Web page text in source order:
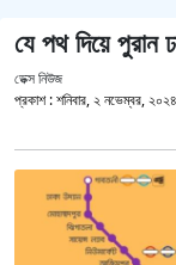
যে পথ দিয়ে পুরান
ডেক্স নিউজ
প্রকাশ :শনিবার, ২ নভেম্বর, ২০২৪